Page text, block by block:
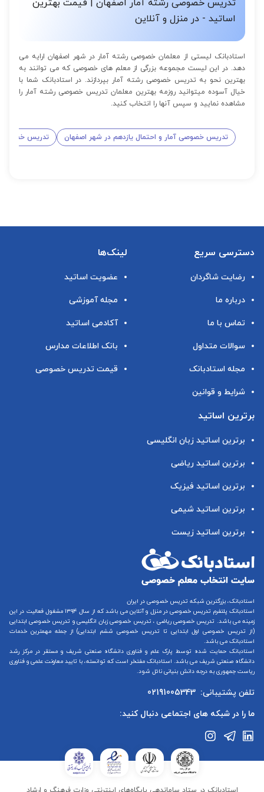
تدریس خصوصی رشته آمار اصفهان | قیمت بهترین
اساتید - در منزل و آنلاین
استادبانک لیستی از معلمان خصوصی رشته آمار در شهر اصفهان ارایه می
دهد. در این لیست مجموعه بزرگی از معلم های خصوصی که می توانند به
بهترین نحو به تدریس خصوصی رشته آمار بپردازند. در استادبانک شما با
خیال آسوده میتوانید روزمه بهترین معلمان تدریس خصوصی رشته آمار را
مشاهده نمایید و سپس آنها را انتخاب کنید.
تدریس خصوصی آمار و احتمال یازدهم در شهر اصفهان تدریس خصوصی
دسترسی سریع
رضایت شاگردان
درباره ما
تماس با ما
سوالات متداول
مجله استادبانک
شرایط و قوانین
لینک‌ها
عضویت اساتید
مجله آموزشی
آکادمی اساتید
بانک اطلاعات مدارس
قیمت تدریس خصوصی
برترین اساتید
برترین اساتید زبان انگلیسی
برترین اساتید ریاضی
برترین اساتید فیزیک
برترین اساتید شیمی
برترین اساتید زیست
استادبانک، بزرگترین شبکه تدریس خصوصی در ایران
استادبانک پلتفرم تدریس خصوصی در منزل و آنلاین
می باشد که از سال ۱۳۹۴ مشغول فعالیت در این
زمینه می باشد. تدریس خصوصی ریاضی ، تدریس خصوصی زبان انگلیسیو تدریس خصوصی ابتدایی
(از تدریس خصوصی اول ابتدایی تا تدریس خصوصی ششم ابتدایی) از جمله مهمترین خدمات
استادبانک می باشد.
استادبانک حمایت شده توسط پارک علم و فناوری دانشگاه صنعتی شریف و مستقر در مرکز رشد
دانشگاه صنعتی شریف می باشد. استادبانک مفتخر است که توانسته، با تایید معاونت علمی و فناوری
ریاست جمهوری به درجه دانش بنیانی نائل شود.
تلفن پشتیبانی: 02191005343
ما را در شبکه های اجتماعی دنبال کنید: